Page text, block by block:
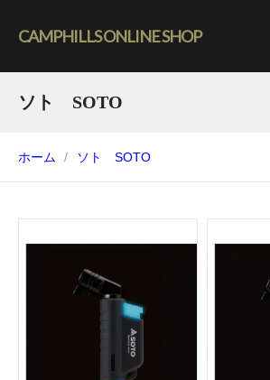
CAMPHILLS ONLINE SHOP
ソト SOTO
ホーム ソト SOTO